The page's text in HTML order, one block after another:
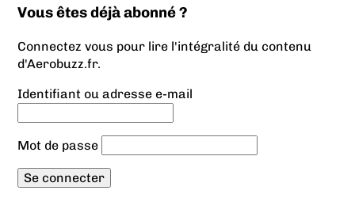
Vous êtes déjà abonné ?
Connectez vous pour lire l'intégralité du contenu
d'Aerobuzz.fr.
Identifiant ou adresse e-mail
Mot de passe